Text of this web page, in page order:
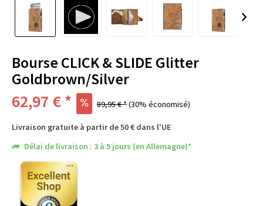
Bourse CLICK & SLIDE Glitter
Goldbrown/Silver
62,97 € * 89,95 € *(30% économisé)
Livraison gratuite à partir de 50 € dans l'UE
Délai de livraison : 3 à 5 jours (en Allemagne)*